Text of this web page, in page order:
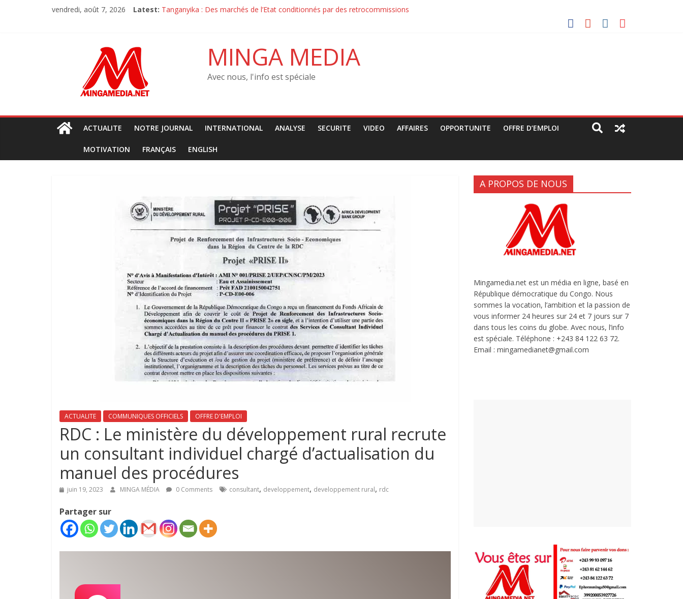
vendredi, août 7, 2026 Latest: ‎Tanganyika : Des marchés de l’Etat conditionnés par des retrocommissions‎‎
Sit-in de l’opposition : la Force du Progrès et la Police ont échangé des jets de pierre avec les manifestants de C64 (rapport JPC/CENCO)
Débat sur la constitution–‎ Le MRJCO de John Mbaya tacle la CENCO : « Une ingérence politique déguisée »
MINGA MEDIA
Avec nous, l'info est spéciale
ACTUALITE NOTRE JOURNAL INTERNATIONAL ANALYSE SECURITE VIDEO AFFAIRES OPPORTUNITE OFFRE D’EMPLOI
MOTIVATION FRANÇAIS ENGLISH
ACTUALITE COMMUNIQUES OFFICIELS OFFRE D'EMPLOI
RDC : Le ministère du développement rural recrute
un consultant individuel chargé d’actualisation du
manuel des procédures
juin 19, 2023 MINGA MÉDIA 0 Comments consultant, developpement, developpement rural, rdc
Partager sur
A PROPOS DE NOUS
Mingamedia.net est un média en ligne, basé en
République démocratique du Congo. Nous
sommes la vocation, l’ambition et la passion de
vous informer 24 heures sur 24 et 7 jours sur 7
dans tous les coins du globe. Avec nous, l’info
est spéciale. Téléphone : +243 84 122 63 72.
Email : mingamedianet@gmail.com